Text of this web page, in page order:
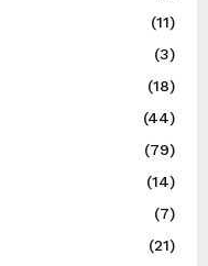
(11)
(3)
(18)
(44)
(79)
(14)
(7)
(21)